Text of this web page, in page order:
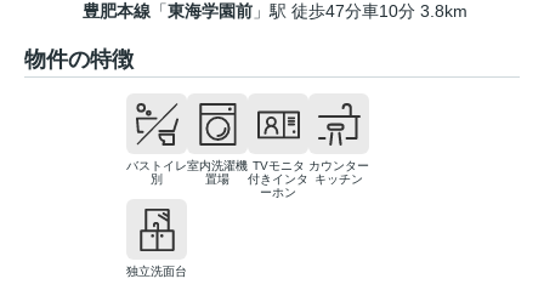
豊肥本線 「東海学園前 」駅 徒歩47分車10分 3.8km
物件の特徴
バストイレ
別
室内洗濯機
置場
TVモニタ
付きインタ
ーホン
カウンター
キッチン
独立洗面台